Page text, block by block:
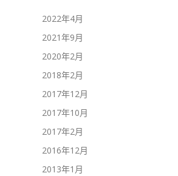
2022年4月
2021年9月
2020年2月
2018年2月
2017年12月
2017年10月
2017年2月
2016年12月
2013年1月